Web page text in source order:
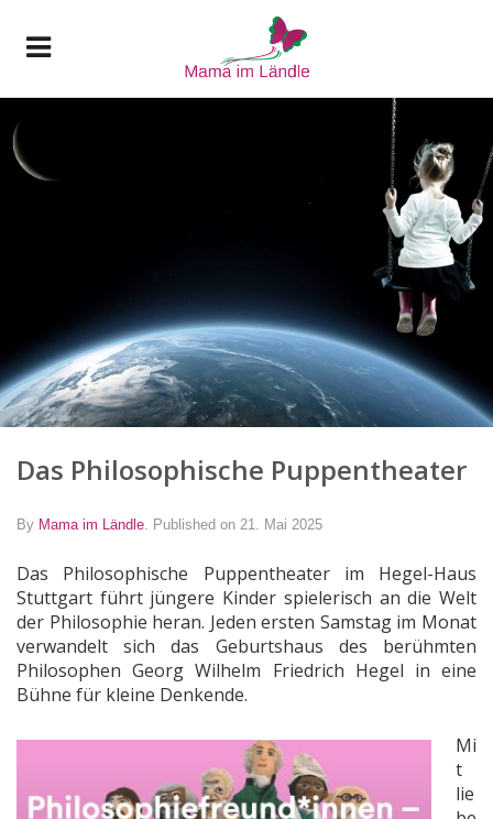
Das Philosophische Puppentheater
By Mama im Ländle Published on 21. Mai 2025
Das Philosophische Puppentheater im Hegel-Haus
Stuttgart führt jüngere Kinder spielerisch an die Welt
der Philosophie heran. Jeden ersten Samstag im Monat
verwandelt sich das Geburtshaus des berühmten
Philosophen Georg Wilhelm Friedrich Hegel in eine
Bühne für kleine Denkende.
Mi
t
lie